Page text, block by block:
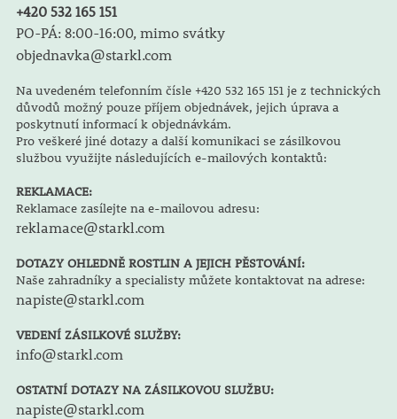
+420 532 165 151
PO-PÁ: 8:00-16:00, mimo svátky
objednavka@starkl.com
Na uvedeném telefonním čísle +420 532 165 151 je z technických
důvodů možný pouze příjem objednávek, jejich úprava a
poskytnutí informací k objednávkám.
Pro veškeré jiné dotazy a další komunikaci se zásilkovou
službou využijte následujících e-mailových kontaktů:
REKLAMACE:
Reklamace zasílejte na e-mailovou adresu:
reklamace@starkl.com
DOTAZY OHLEDNĚ ROSTLIN A JEJICH PĚSTOVÁNÍ:
Naše zahradníky a specialisty můžete kontaktovat na adrese:
napiste@starkl.com
VEDENÍ ZÁSILKOVÉ SLUŽBY:
info@starkl.com
OSTATNÍ DOTAZY NA ZÁSILKOVOU SLUŽBU:
napiste@starkl.com